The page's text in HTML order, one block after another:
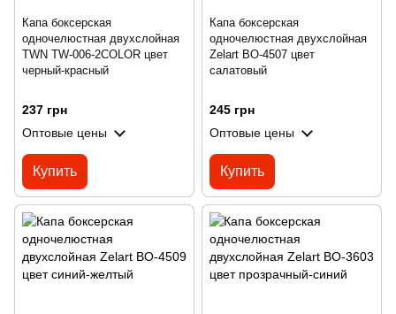
Капа боксерская
одночелюстная двухслойная
TWN TW-006-2COLOR цвет
черный-красный
237 грн
Оптовые цены
Купить
Капа боксерская
одночелюстная двухслойная
Zelart BO-4507 цвет
салатовый
245 грн
Оптовые цены
Купить